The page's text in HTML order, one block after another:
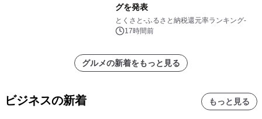
グを発表
とくさと-ふるさと納税還元率ランキング-
17時間前
グルメの新着をもっと見る
ビジネスの新着 もっと見る